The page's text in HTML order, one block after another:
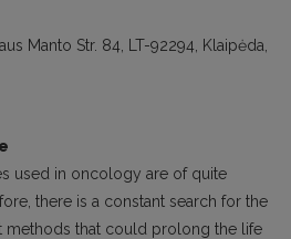
Manto Str. 84, LT-92294, Klaipėda,
used in oncology are of quite
there is a constant search for the
methods that could prolong the life